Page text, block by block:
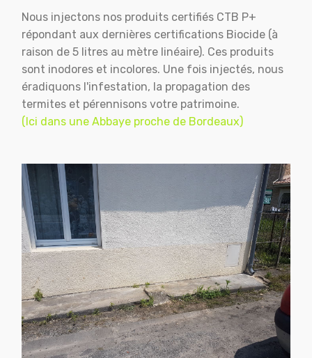
Nous injectons nos produits certifiés CTB P+
répondant aux dernières certifications Biocide (à
raison de 5 litres au mètre linéaire). Ces produits
sont inodores et incolores. Une fois injectés, nous
éradiquons l'infestation, la propagation des
termites et pérennisons votre patrimoine.
(Ici dans une Abbaye proche de Bordeaux)